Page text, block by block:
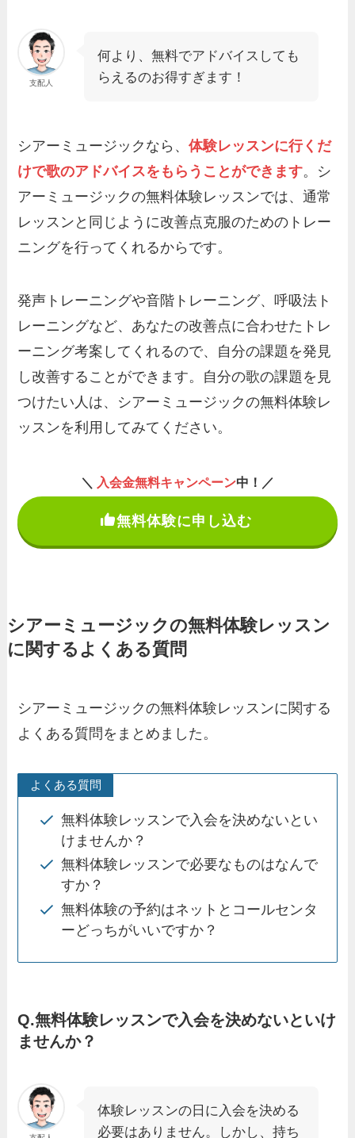
支配人
何より、無料でアドバイスしても
らえるのお得すぎます！
シアーミュージックなら、体験レッスンに行くだ
けで歌のアドバイスをもらうことができます。シ
アーミュージックの無料体験レッスンでは、通常
レッスンと同じように改善点克服のためのトレー
ニングを行ってくれるからです。
発声トレーニングや音階トレーニング、呼吸法ト
レーニングなど、あなたの改善点に合わせたトレ
ーニング考案してくれるので、自分の課題を発見
し改善することができます。自分の歌の課題を見
つけたい人は、シアーミュージックの無料体験レ
ッスンを利用してみてください。
＼ 入会金無料キャンペーン中！／
無料体験に申し込む
シアーミュージックの無料体験レッスン
に関するよくある質問
シアーミュージックの無料体験レッスンに関する
よくある質問をまとめました。
よくある質問
無料体験レッスンで入会を決めないとい
けませんか？
無料体験レッスンで必要なものはなんで
すか？
無料体験の予約はネットとコールセンタ
ーどっちがいいですか？
Q.無料体験レッスンで入会を決めないといけ
ませんか？
体験レッスンの日に入会を決める
必要はありません。しかし、持ち